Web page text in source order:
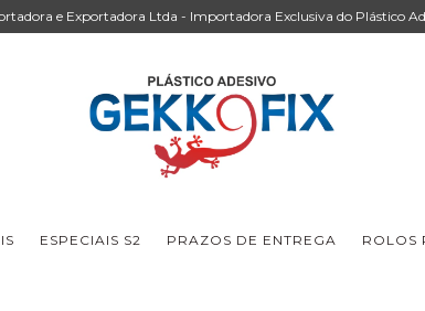
e Exportadora Ltda - Importadora Exclusiva do Plástico
ESPECIAIS S2 PRAZOS DE ENTREGA ROLOS